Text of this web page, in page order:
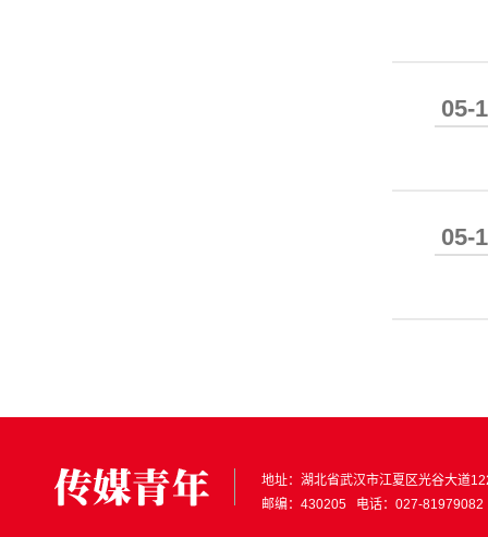
05-
05-
地址： 湖北省武汉市江夏区光谷大道
邮编：430205 电话：027-81979082